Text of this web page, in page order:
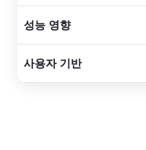
성능 영향
사용자 기반